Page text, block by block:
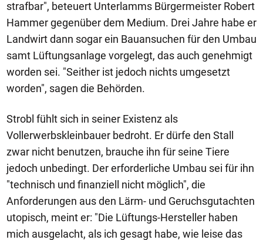
strafbar", beteuert Unterlamms Bürgermeister Robert
Hammer gegenüber dem Medium. Drei Jahre habe er
Landwirt dann sogar ein Bauansuchen für den Umbau
samt Lüftungsanlage vorgelegt, das auch genehmigt
worden sei. "Seither ist jedoch nichts umgesetzt
worden", sagen die Behörden.
Strobl fühlt sich in seiner Existenz als
Vollerwerbskleinbauer bedroht. Er dürfe den Stall
zwar nicht benutzen, brauche ihn für seine Tiere
jedoch unbedingt. Der erforderliche Umbau sei für ihn
"technisch und finanziell nicht möglich", die
Anforderungen aus den Lärm- und Geruchsgutachten
utopisch, meint er: "Die Lüftungs-Hersteller haben
mich ausgelacht, als ich gesagt habe, wie leise das